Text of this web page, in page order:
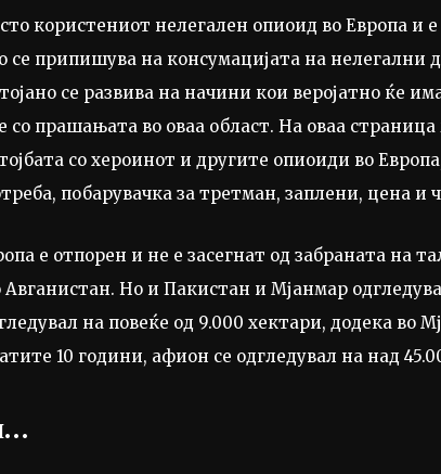
користениот нелегален опиоид во Европа и
се припишува на консумацијата на нелегални
се развива на начини кои веројатно ќе
со прашањата во оваа област. На оваа страница
со хероинот и другите опиоиди во
побарувачка за третман, заплени, цена и
е отпорен и не е засегнат од забраната на
Авганистан. Но и Пакистан и Мјанмар
на повеќе од 9.000 хектари, додека во
10 години, афион се одгледувал на над